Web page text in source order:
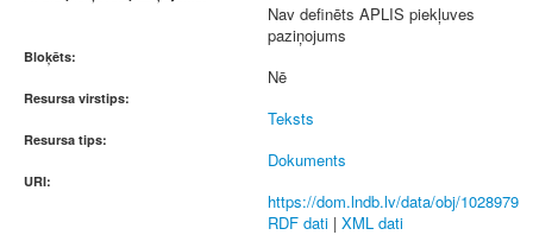
Nav definēts APLIS piekļuves
paziņojums
Bloķēts:
Nē
Resursa virstips:
Teksts
Resursa tips:
Dokuments
URI:
https://dom.lndb.lv/data/obj/1028979
RDF dati | XML dati